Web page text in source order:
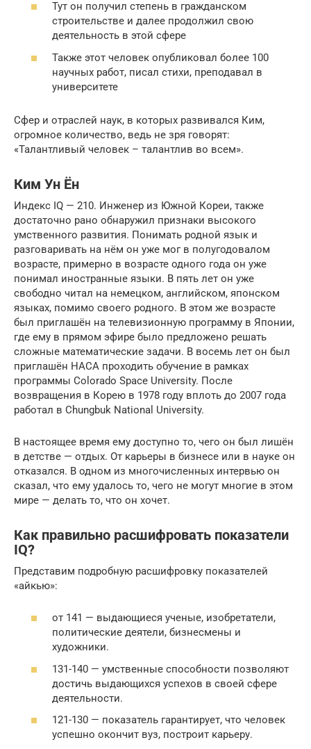
Тут он получил степень в гражданском
строительстве и далее продолжил свою
деятельность в этой сфере
Также этот человек опубликовал более 100
научных работ, писал стихи, преподавал в
университете
Сфер и отраслей наук, в которых развивался Ким,
огромное количество, ведь не зря говорят:
«Талантливый человек – талантлив во всем».
Ким Ун Ён
Индекс IQ — 210. Инженер из Южной Кореи, также
достаточно рано обнаружил признаки высокого
умственного развития. Понимать родной язык и
разговаривать на нём он уже мог в полугодовалом
возрасте, примерно в возрасте одного года он уже
понимал иностранные языки. В пять лет он уже
свободно читал на немецком, английском, японском
языках, помимо своего родного. В этом же возрасте
был приглашён на телевизионную программу в Японии,
где ему в прямом эфире было предложено решать
сложные математические задачи. В восемь лет он был
приглашён НАСА проходить обучение в рамках
программы Colorado Spaсe University. После
возвращения в Корею в 1978 году вплоть до 2007 года
работал в Chungbuk National University.
В настоящее время ему доступно то, чего он был лишён
в детстве — отдых. От карьеры в бизнесе или в науке он
отказался. В одном из многочисленных интервью он
сказал, что ему удалось то, чего не могут многие в этом
мире — делать то, что он хочет.
Как правильно расшифровать показатели
IQ?
Представим подробную расшифровку показателей
«айкью»:
от 141 — выдающиеся ученые, изобретатели,
политические деятели, бизнесмены и
художники.
131-140 — умственные способности позволяют
достичь выдающихся успехов в своей сфере
деятельности.
121-130 — показатель гарантирует, что человек
успешно окончит вуз, построит карьеру.